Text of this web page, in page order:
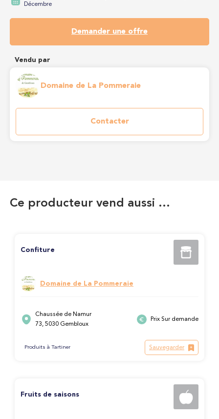
Décembre
Demander une offre
Vendu par
Domaine de La Pommeraie
Contacter
Ce producteur vend aussi …
Confiture
Domaine de La Pommeraie
Chaussée de Namur
73, 5030 Gembloux
Prix Sur demande
Produits à Tartiner Sauvegarder
Fruits de saisons